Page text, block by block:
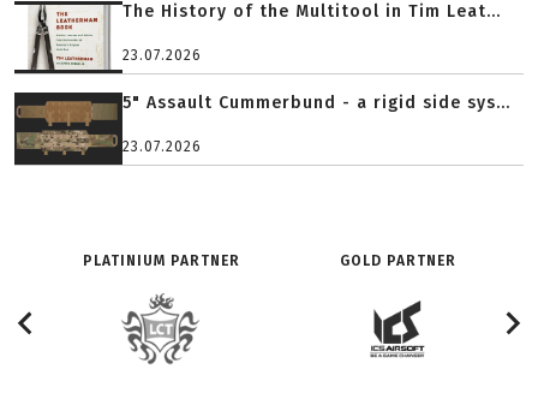
The History of the Multitool in Tim Leat...
23.07.2026
5" Assault Cummerbund - a rigid side sys...
23.07.2026
PLATINIUM PARTNER GOLD PARTNER